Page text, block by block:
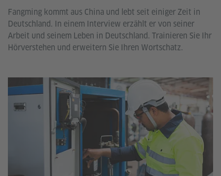
Fangming kommt aus China und lebt seit einiger Zeit in
Deutschland. In einem Interview erzählt er von seiner
Arbeit und seinem Leben in Deutschland. Trainieren Sie Ihr
Hörverstehen und erweitern Sie Ihren Wortschatz.